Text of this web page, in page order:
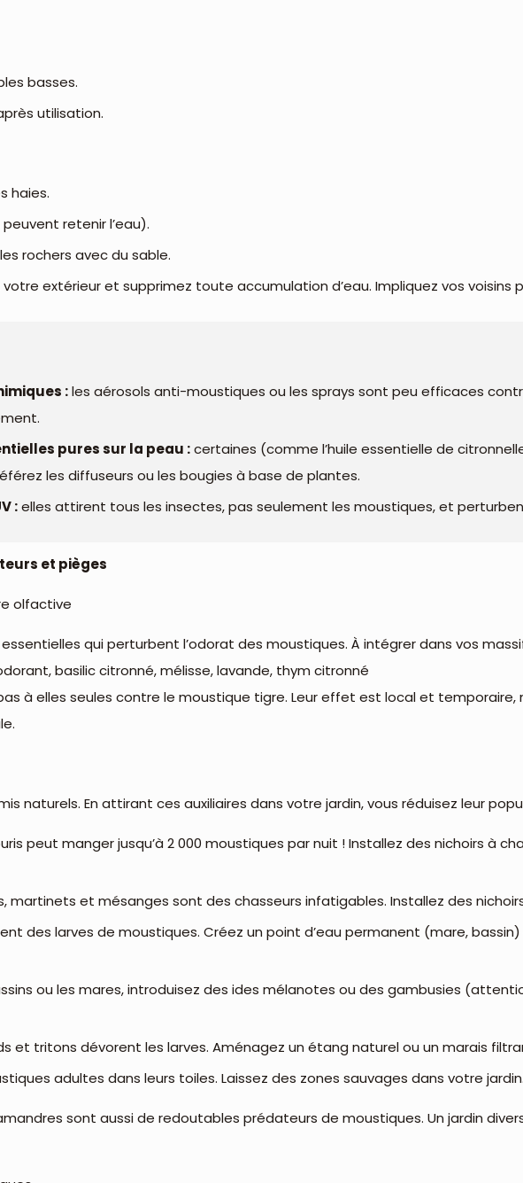
basses.
utilisation.
haies.
retenir l’eau).
rochers avec du sable.
extérieur et supprimez toute accumulation d’eau. Impliquez vos voisins
:les aérosols anti-moustiques ou les sprays sont peu efficaces
pures sur la peau :certaines (comme l’huile essentielle de
les diffuseurs ou les bougies à base de plantes.
:elles attirent tous les insectes, pas seulement les moustiques, et
et pièges
olfactive
qui perturbent l’odorat des moustiques. À intégrer dans vos
basilic citronné, mélisse, lavande, thym citronné
à elles seules contre le moustique tigre. Leur effet est local et temporaire,
naturels. En attirant ces auxiliaires dans votre jardin, vous réduisez leur
peut manger jusqu’à 2 000 moustiques par nuit ! Installez des nichoirs à
martinets et mésanges sont des chasseurs infatigables. Installez des
des larves de moustiques. Créez un point d’eau permanent (mare,
ou les mares, introduisez des ides mélanotes ou des gambusies
et tritons dévorent les larves. Aménagez un étang naturel ou un marais
adultes dans leurs toiles. Laissez des zones sauvages dans votre jardin.
sont aussi de redoutables prédateurs de moustiques. Un jardin